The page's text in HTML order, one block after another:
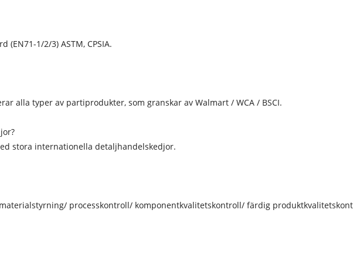
1/2/3) ASTM, CPSIA.
alla typer av partiprodukter, som granskar av Walmart / WCA / BSCI.
stora internationella detaljhandelskedjor.
processkontroll/ komponentkvalitetskontroll/ färdig